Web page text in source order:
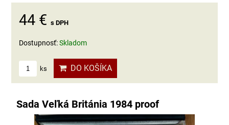
44 € s DPH
Dostupnosť:Skladom
ks DO KOŠÍKA
Sada Veľká Británia 1984 proof